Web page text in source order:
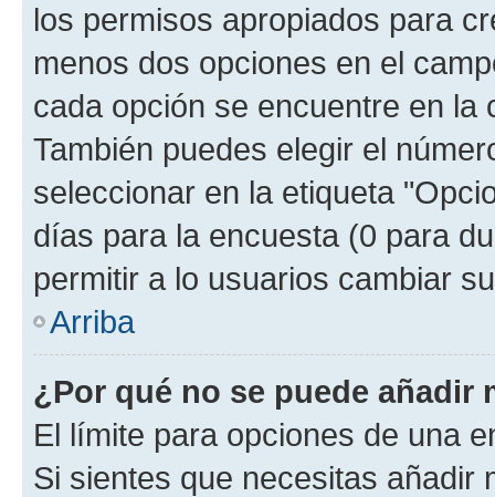
los permisos apropiados para
menos dos opciones en el
cada opción se encuentre en
También puedes elegir el
seleccionar en la etiqueta
días para la encuesta (0 para
permitir a lo usuarios cambiar
Arriba
¿Por qué no se puede añadir
El límite para opciones de una
Si sientes que necesitas añadir